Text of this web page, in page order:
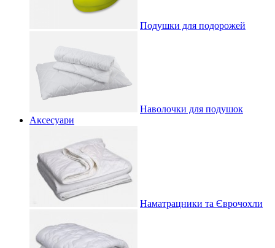
Подушки для подорожей
Наволочки для подушок
Аксесуари
Наматрацники та Єврочохли